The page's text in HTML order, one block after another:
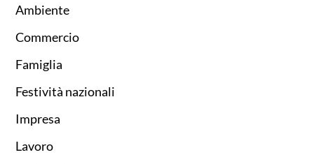
Ambiente
Commercio
Famiglia
Festività nazionali
Impresa
Lavoro